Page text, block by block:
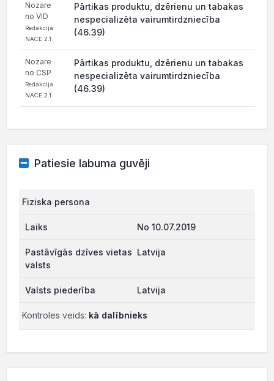
Nozare
no VID
Redakcija
NACE 2.1
Pārtikas produktu, dzērienu un tabakas
nespecializēta vairumtirdzniecība
(46.39)
Nozare
no CSP
Redakcija
NACE 2.1
Pārtikas produktu, dzērienu un tabakas
nespecializēta vairumtirdzniecība
(46.39)
Patiesie labuma guvēji
Fiziska persona
No 10.07.2019
Latvija
Latvija
Kontroles veids: kā dalībnieks